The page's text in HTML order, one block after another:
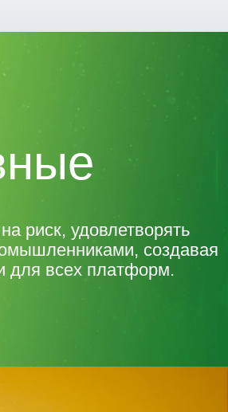
риск, удовлетворять
создавая
для всех платформ.